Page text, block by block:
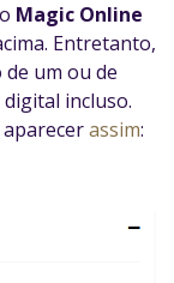
Magic Online
Entretanto,
um ou de
incluso.
assim: